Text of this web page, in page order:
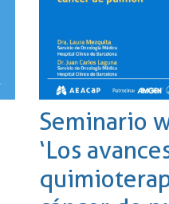
Seminario
‘Los